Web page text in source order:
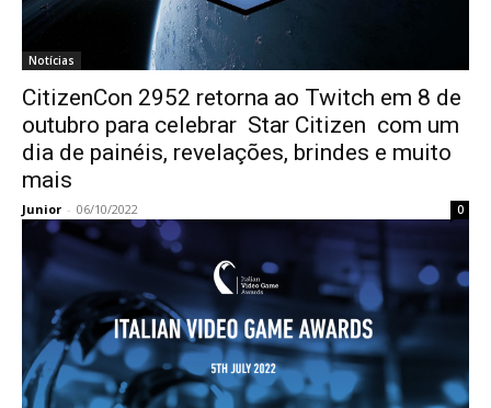
Notícias
CitizenCon 2952 retorna ao Twitch em 8 de
outubro para celebrar Star Citizen com um
dia de painéis, revelações, brindes e muito
mais
Junior - 06/10/2022 0